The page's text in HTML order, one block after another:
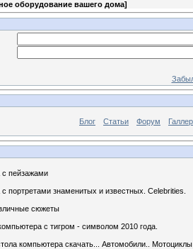
оборудование вашего дома]
Блог Статьи Форум
с пейзажами
портретами знаменитых и известных. Celebrities.
сюжеты
с тигром - символом 2010 года.
компьютера скачать... Автомобили..